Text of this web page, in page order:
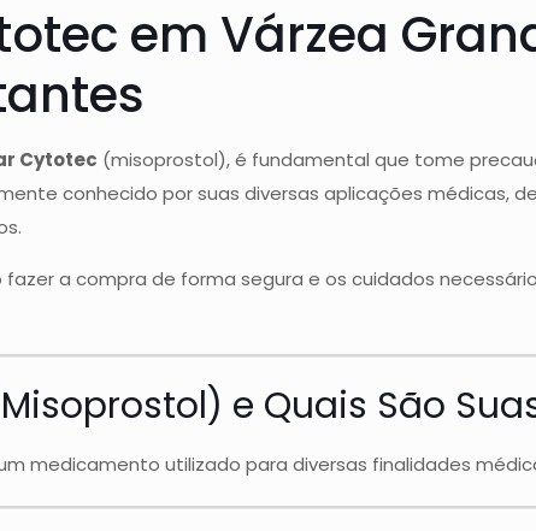
em Várzea
Cytotec (misoprostol), é fundamental que tome
conhecido por suas diversas aplicações médicas,
a compra de forma segura e os cuidados
e Quais São
medicamento utilizado para diversas finalidades